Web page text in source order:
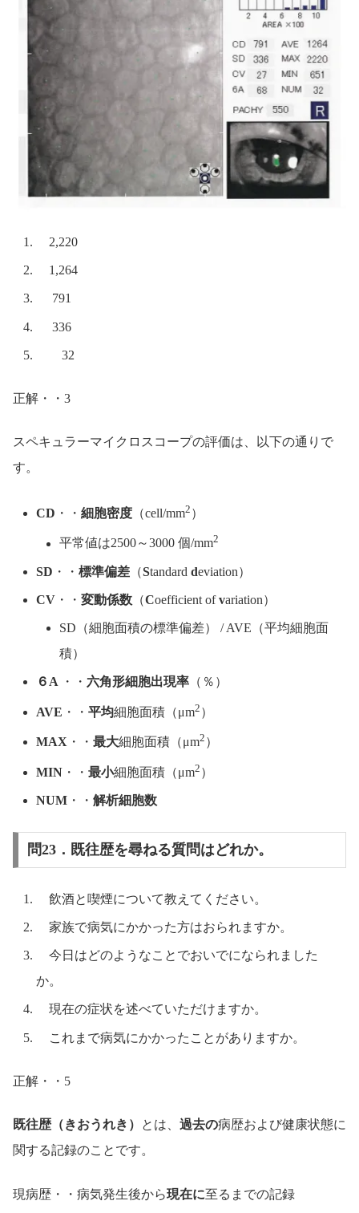
2,220
1,264
791
336
32
正解・・3
スペキュラーマイクロスコープの評価は、以下の通りで
す。
CD ・・細胞密度 （cell/mm2 ）
平常値は2500～3000 個/mm2
SD ・・標準偏差 （Standarddeviation）
CV ・・変動係数 （Coefficient ofvariation）
SD（細胞面積の標準偏差） / AVE（平均細胞面
積）
６A ・・六角形細胞出現率 （％）
AVE ・・平均細胞面積（μm2 ）
MAX ・・最大細胞面積（μm2 ）
MIN ・・最小細胞面積（μm2 ）
NUM ・・解析細胞数
問23．既往歴を尋ねる質問はどれか。
飲酒と喫煙について教えてください。
家族で病気にかかった方はおられますか。
今日はどのようなことでおいでになられました
か。
現在の症状を述べていただけますか。
これまで病気にかかったことがありますか。
正解・・5
既往歴（きおうれき） とは、 過去の病歴および健康状態に
関する記録のことです。
現病歴・・病気発生後から現在に至るまでの記録